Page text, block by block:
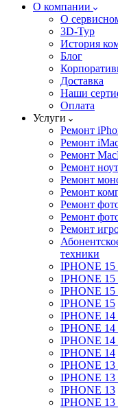
О компании
О
3D-Тур
История
Блог
Доставка
Наши
Оплата
Услуги
Ремонт
Ремонт
Ремонт
Ремонт
Ремонт
Ремонт
Ремонт
Ремонт
Ремонт
техники
IPHONE
IPHONE 15
IPHONE 15
IPHONE 15
IPHONE
IPHONE 14
IPHONE 14
IPHONE 14
IPHONE 13
IPHONE 13
IPHONE 13
IPHONE 13